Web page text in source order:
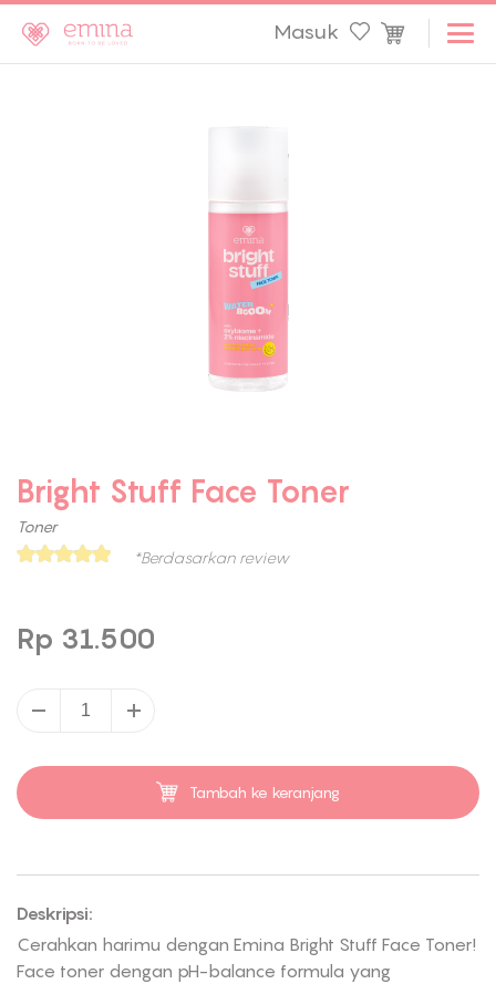
Masuk
Bright Stuff Face Toner
Toner
*Berdasarkan review
Rp 31.500
Tambah ke keranjang
Deskripsi:
Cerahkan harimu dengan Emina Bright Stuff Face Toner!
Face toner dengan pH-balance formula yang